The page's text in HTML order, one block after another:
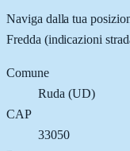
Naviga dalla tua
Fredda (indicazioni
Comune
Ruda (UD)
CAP
33050